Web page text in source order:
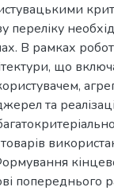
переліку
В рамках
що
та
попереднього